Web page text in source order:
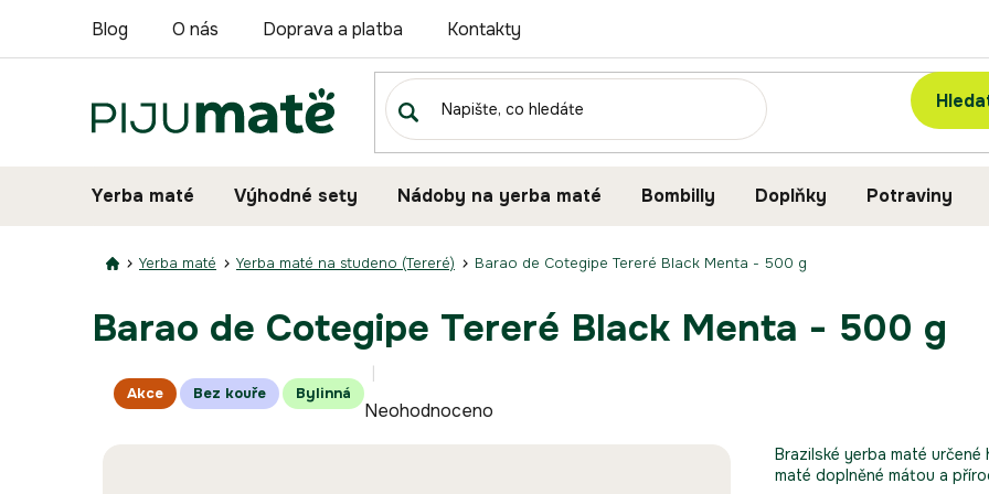
Blog O nás Doprava a platba Kontakty
Yerba maté Výhodné sety Nádoby na yerba maté Bombilly Doplňky Potraviny
Yerba maté Yerba maté na studeno (Tereré) Barao de Cotegipe Tereré Black Menta - 500 g
Barao de Cotegipe Tereré Black Menta - 500 g
Akce Bez kouře Bylinná
Průměrné
hodnocení
Neohodnoceno
Brazilské yerba maté
maté doplněné mátou a